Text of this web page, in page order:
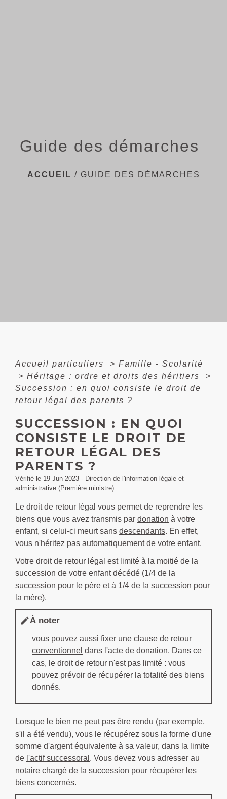
Guide des démarches
ACCUEIL / GUIDE DES DÉMARCHES
Accueil particuliers > Famille - Scolarité
> Héritage : ordre et droits des héritiers
>
Succession : en quoi consiste le droit de
retour légal des parents ?
SUCCESSION : EN QUOI
CONSISTE LE DROIT DE
RETOUR LÉGAL DES
PARENTS ?
Vérifié le 19 Jun 2023 - Direction de l'information légale et
administrative (Première ministre)
Le droit de retour légal vous permet de reprendre les
biens que vous avez transmis par donation à votre
enfant, si celui-ci meurt sans descendants. En effet,
vous n'héritez pas automatiquement de votre enfant.
Votre droit de retour légal est limité à la moitié de la
succession de votre enfant décédé (1/4 de la
succession pour le père et à 1/4 de la succession pour
la mère).
editÀ noter
vous pouvez aussi fixer une clause de retour
conventionnel dans l'acte de donation. Dans ce
cas, le droit de retour n'est pas limité : vous
pouvez prévoir de récupérer la totalité des biens
donnés.
Lorsque le bien ne peut pas être rendu (par exemple,
s'il a été vendu), vous le récupérez sous la forme d'une
somme d'argent équivalente à sa valeur, dans la limite
de l'actif successoral . Vous devez vous adresser au
notaire chargé de la succession pour récupérer les
biens concernés.